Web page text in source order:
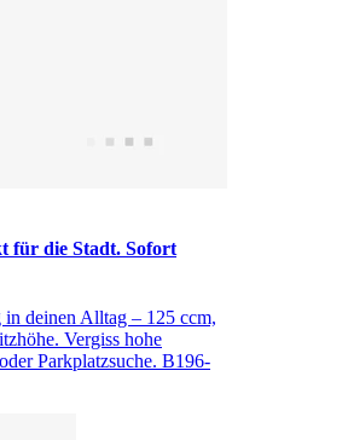
für die Stadt. Sofort
deinen Alltag – 125 ccm,
Vergiss hohe
Parkplatzsuche. B196-